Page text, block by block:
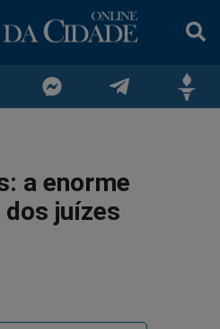
no
no
a enorme
juízes